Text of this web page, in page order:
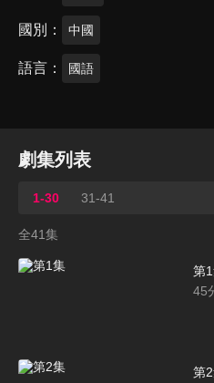
國別 中國
語言 國語
劇集列表
1-30 31-41
全41集
第
45
第